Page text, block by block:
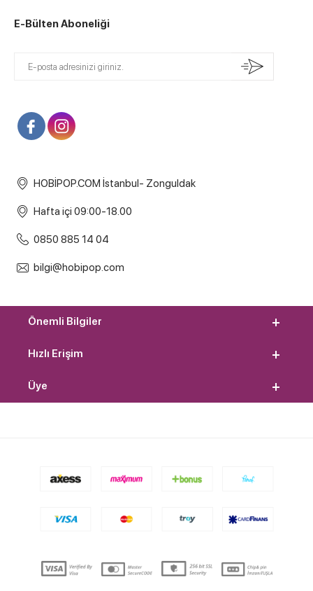
E-Bülten Aboneliği
HOBİPOP.COM İstanbul- Zonguldak
Hafta içi 09:00-18.00
0850 885 14 04
bilgi@hobipop.com
Önemli Bilgiler
Hızlı Erişim
Üye